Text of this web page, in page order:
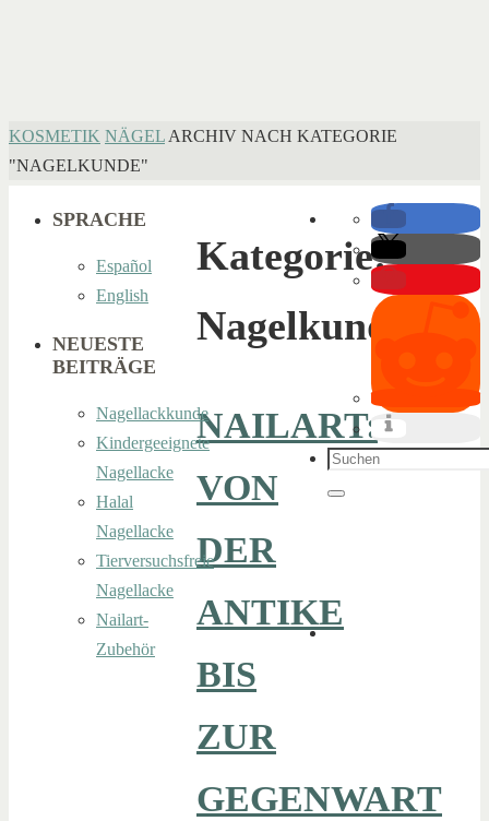
HOME
KOSMETIK NÄGEL ARCHIV NACH KATEGORIE
"NAGELKUNDE"
Kategorie:
Nagelkunde
NAILART:
VON
DER
ANTIKE
BIS
ZUR
GEGENWART
SPRACHE
Español
English
NEUESTE
BEITRÄGE
Nagellackkunde
Kindergeeignete
Nagellacke
Halal
Nagellacke
Tierversuchsfreie
Nagellacke
Nailart-
Zubehör
Suchen
nach:
Suchen